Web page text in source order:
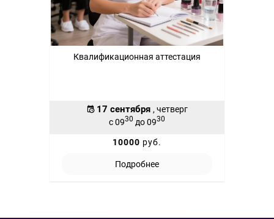
Квалификационная аттестация
17 сентября , четверг
с 0930 до 0930
10000 руб.
Подробнее